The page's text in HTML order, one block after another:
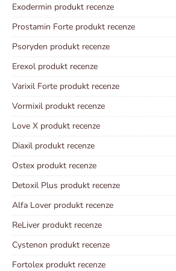
Exodermin produkt recenze
Prostamin Forte produkt recenze
Psoryden produkt recenze
Erexol produkt recenze
Varixil Forte produkt recenze
Vormixil produkt recenze
Love X produkt recenze
Diaxil produkt recenze
Ostex produkt recenze
Detoxil Plus produkt recenze
Alfa Lover produkt recenze
ReLiver produkt recenze
Cystenon produkt recenze
Fortolex produkt recenze